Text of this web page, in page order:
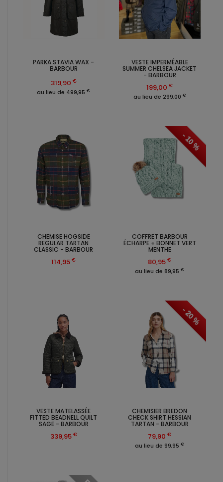
PARKA STAVIA WAX -
BARBOUR
319,90 €
au lieu de 499,95€
VESTE IMPERMÉABLE
SUMMER CHELSEA JACKET
- BARBOUR
199,00€
au lieu de 299,00 €
CHEMISE HOGSIDE
REGULAR TARTAN
CLASSIC - BARBOUR
114,95€
- 10 %
COFFRET BARBOUR
ÉCHARPE + BONNET VERT
MENTHE
80,95€
au lieu de 89,95€
VESTE MATELASSÉE
FITTED BEADNELL QUILT
SAGE - BARBOUR
339,95 €
- 20 %
CHEMISIER BREDON
CHECK SHIRT HESSIAN
TARTAN - BARBOUR
79,90€
au lieu de 99,95€